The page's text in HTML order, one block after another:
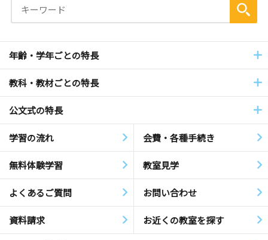
年齢・学年ごとの特長
教科・教材ごとの特長
公文式の特長
学習の流れ 会費・各種手続き
無料体験学習 教室見学
よくあるご質問 お問い合わせ
資料請求 お近くの教室を探す